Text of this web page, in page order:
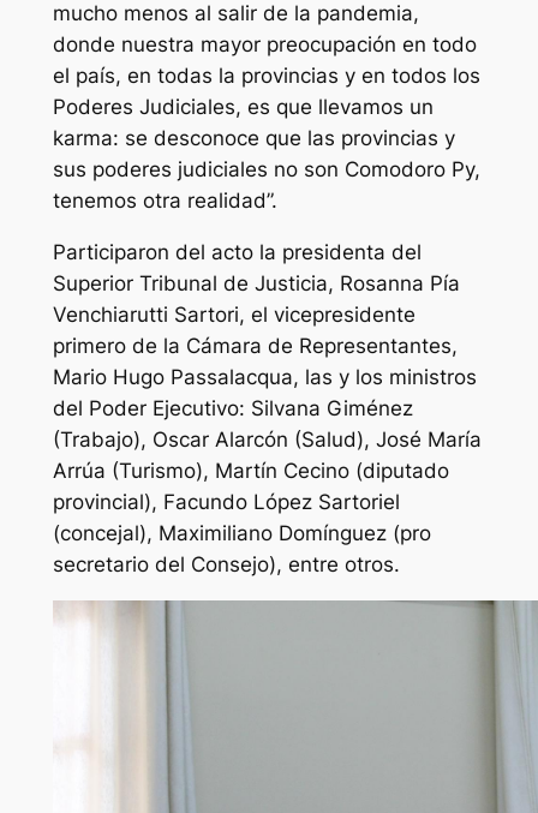
mucho menos al salir de la pandemia,
donde nuestra mayor preocupación en todo
el país, en todas la provincias y en todos los
Poderes Judiciales, es que llevamos un
karma: se desconoce que las provincias y
sus poderes judiciales no son Comodoro Py,
tenemos otra realidad”.
Participaron del acto la presidenta del
Superior Tribunal de Justicia, Rosanna Pía
Venchiarutti Sartori, el vicepresidente
primero de la Cámara de Representantes,
Mario Hugo Passalacqua, las y los ministros
del Poder Ejecutivo: Silvana Giménez
(Trabajo), Oscar Alarcón (Salud), José María
Arrúa (Turismo), Martín Cecino (diputado
provincial), Facundo López Sartoriel
(concejal), Maximiliano Domínguez (pro
secretario del Consejo), entre otros.